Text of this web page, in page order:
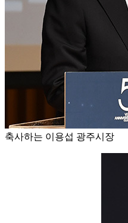
축사하는 이용섭 광주시장